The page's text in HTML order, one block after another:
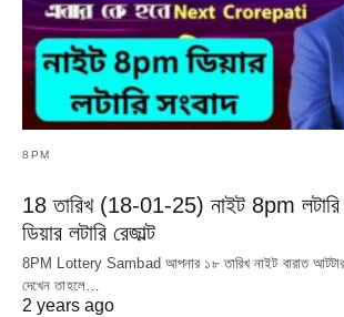
8PM
18 তারিখ (18-01-25) নাইট 8pm লটারি
ডিয়ার লটারি রেজাল্ট
8PM Lottery Sambad আপনার ১৮ তারিখ নাইট বারাত আটটার
দেখেন তাহলে…
2 years ago